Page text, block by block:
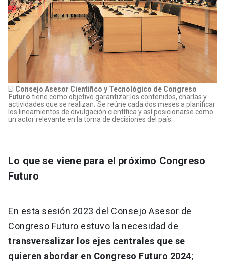
El Consejo Asesor Científico y Tecnológico de Congreso
Futuro tiene como objetivo garantizar los contenidos, charlas y
actividades que se realizan. Se reúne cada dos meses a planificar
los lineamientos de divulgación científica y así posicionarse como
un actor relevante en la toma de decisiones del país.
Lo que se viene para el próximo Congreso
Futuro
En esta sesión 2023 del Consejo Asesor de
Congreso Futuro estuvo la necesidad de
transversalizar los ejes centrales que se
quieren abordar en Congreso Futuro 2024;